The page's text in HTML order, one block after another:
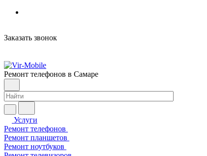
Заказать звонок
Ремонт телефонов в Самаре
Услуги
Ремонт телефонов
Ремонт планшетов
Ремонт ноутбуков